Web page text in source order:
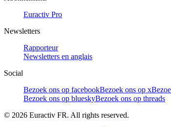
Euractiv Pro
Newsletters
Rapporteur
Newsletters en anglais
Social
Bezoek ons op facebookBezoek ons op x
Bezoek ons op blueskyBezoek ons op threads
© 2026 Euractiv FR. All rights reserved.